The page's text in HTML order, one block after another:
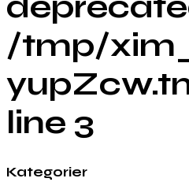
/tmp/
line 3
Kategorier